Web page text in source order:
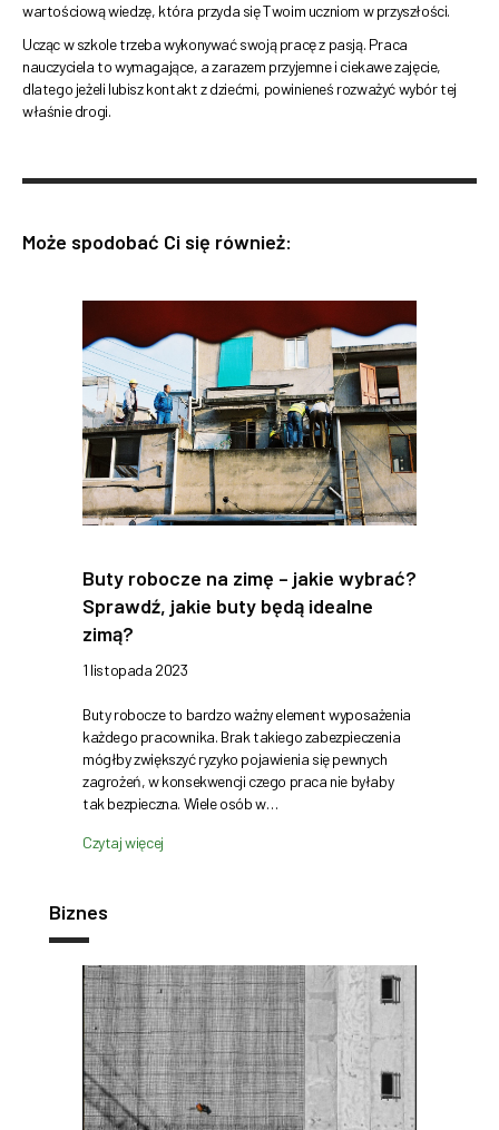
wartościową wiedzę, która przyda się Twoim uczniom w przyszłości.
Ucząc w szkole trzeba wykonywać swoją pracę z pasją. Praca
nauczyciela to wymagające, a zarazem przyjemne i ciekawe zajęcie,
dlatego jeżeli lubisz kontakt z dziećmi, powinieneś rozważyć wybór tej
właśnie drogi.
Może spodobać Ci się również:
Buty robocze na zimę – jakie wybrać?
Sprawdź, jakie buty będą idealne
zimą?
1 listopada 2023
Buty robocze to bardzo ważny element wyposażenia
każdego pracownika. Brak takiego zabezpieczenia
mógłby zwiększyć ryzyko pojawienia się pewnych
zagrożeń, w konsekwencji czego praca nie byłaby
tak bezpieczna. Wiele osób w…
Czytaj więcej
Biznes